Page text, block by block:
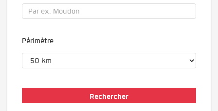
Périmètre